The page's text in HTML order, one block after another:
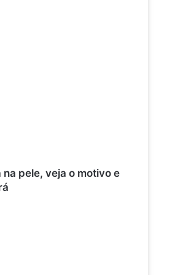
na pele, veja o motivo e